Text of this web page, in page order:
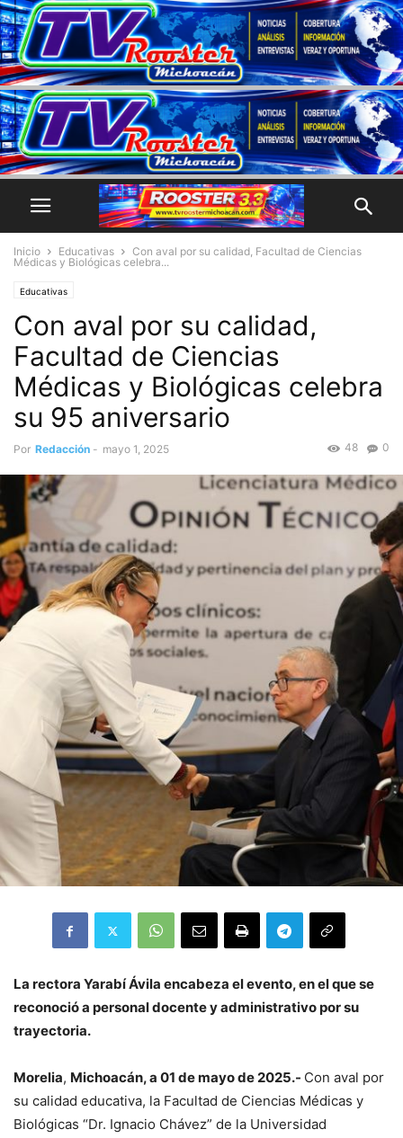
Inicio Educativas
Con aval por su calidad, Facultad de Ciencias
Médicas y Biológicas celebra...
Educativas
Con aval por su calidad,
Facultad de Ciencias
Médicas y Biológicas celebra
su 95 aniversario
Por Redacción - mayo 1, 2025 0
48
La rectora Yarabí Ávila encabeza el evento, en el que se
reconoció a personal docente y administrativo por su
trayectoria.
Morelia, Michoacán, a 01 de mayo de 2025.- Con aval por
su calidad educativa, la Facultad de Ciencias Médicas y
Biológicas “Dr. Ignacio Chávez” de la Universidad